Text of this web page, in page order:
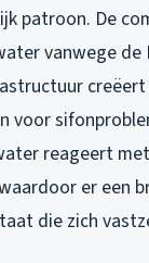
patroon. De
vanwege de
voor
reageert
er een
die zich